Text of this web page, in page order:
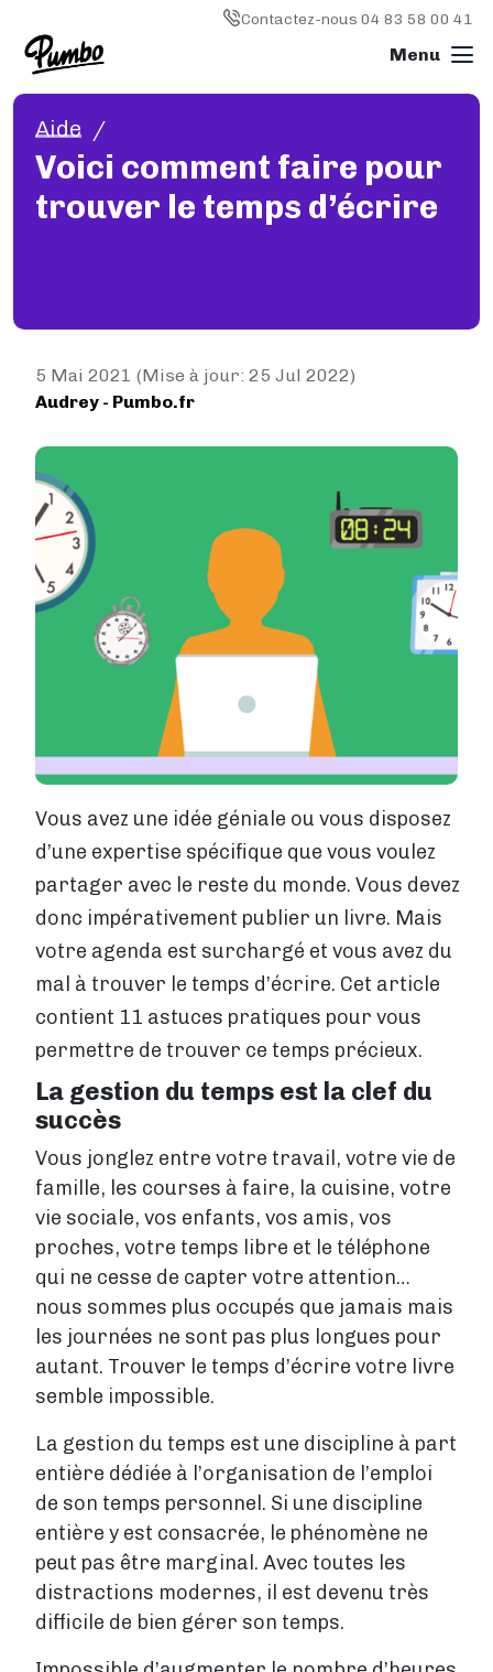
Contactez-nous 04 83 58 00 41
Image
Imprimer un livre
L'IMPRESSION EN GÉNÉRAL
Imprimer un livre
Types de papier
IMPRESSION OFFSET
Délais de livraison
IMPRESSION NUMÉRIQUE
Impression numérique
Comment ça marche ?
Délais de livraison
Impression en ligne
Plan par étapes
Publier un livre
LA PUBLICATION EN GÉNÉRAL
Demander un ISBN
Formalites a regler
RESEAU LIBRAIRIES
Vendre en librairie
BOUTIQUE PUMBO
Vendre sur Pumbo.fr
Aide
Tarifs
Services
Blog
Boutique
À propos de nous
Se connecter
Contact
Créer un compte
Aide
Voici comment faire pour
trouver le temps d’écrire
5 Mai 2021 (Mise à jour: 25 Jul 2022)
Audrey - Pumbo.fr
Vous avez une idée géniale ou vous disposez
d’une expertise spécifique que vous voulez
partager avec le reste du monde. Vous devez
donc impérativement publier un livre. Mais
votre agenda est surchargé et vous avez du
mal à trouver le temps d’écrire. Cet article
contient 11 astuces pratiques pour vous
permettre de trouver ce temps précieux.
La gestion du temps est la clef du
succès
Vous jonglez entre votre travail, votre vie de
famille, les courses à faire, la cuisine, votre
vie sociale, vos enfants, vos amis, vos
proches, votre temps libre et le téléphone
qui ne cesse de capter votre attention…
nous sommes plus occupés que jamais mais
les journées ne sont pas plus longues pour
autant. Trouver le temps d’écrire votre livre
semble impossible.
La gestion du temps est une discipline à part
entière dédiée à l’organisation de l’emploi
de son temps personnel. Si une discipline
entière y est consacrée, le phénomène ne
peut pas être marginal. Avec toutes les
distractions modernes, il est devenu très
difficile de bien gérer son temps.